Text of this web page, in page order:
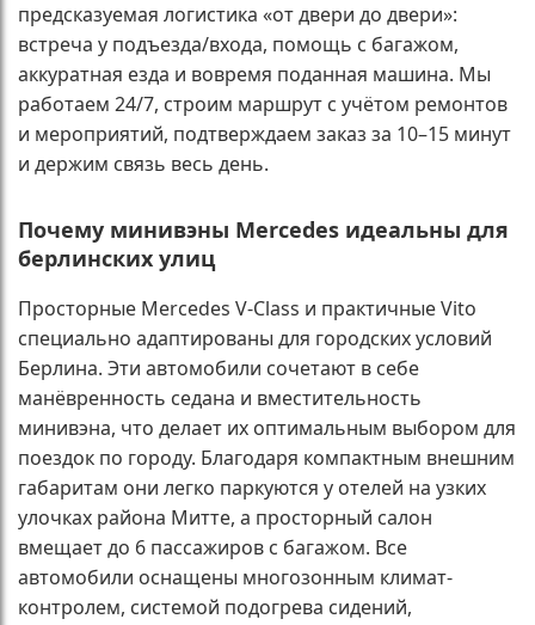
предсказуемая логистика «от двери до двери»:
встреча у подъезда/входа, помощь с багажом,
аккуратная езда и вовремя поданная машина. Мы
работаем 24/7, строим маршрут с учётом ремонтов
и мероприятий, подтверждаем заказ за 10–15 минут
и держим связь весь день.
Почему минивэны Mercedes идеальны для
берлинских улиц
Просторные Mercedes V-Class и практичные Vito
специально адаптированы для городских условий
Берлина. Эти автомобили сочетают в себе
манёвренность седана и вместительность
минивэна, что делает их оптимальным выбором для
поездок по городу. Благодаря компактным внешним
габаритам они легко паркуются у отелей на узких
улочках района Митте, а просторный салон
вмещает до 6 пассажиров с багажом. Все
автомобили оснащены многозонным климат-
контролем, системой подогрева сидений,